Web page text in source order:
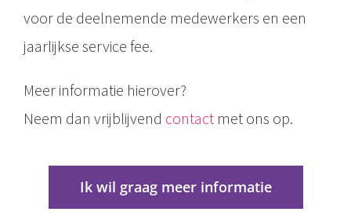
voor de deelnemende medewerkers en een
jaarlijkse service fee.
Meer informatie hierover?
Neem dan vrijblijvend contactmet ons op.
Ik wil graag meer informatie